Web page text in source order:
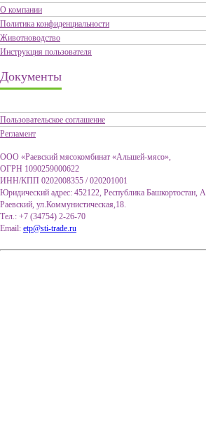
О компании
Политика конфиденциальности
Животноводство
Инструкция пользователя
Документы
Пользовательское соглашение
Регламент
ООО «Раевский мясокомбинат «Альшей-мясо»,
ОГРН 1090259000622
ИНН/КПП 0202008355 / 020201001
Юридический адрес: 452122, Республика Башкортостан,
Раевский, ул.Коммунистическая,18.
Тел.: +7 (34754) 2-26-70
Email: etp@sti-trade.ru